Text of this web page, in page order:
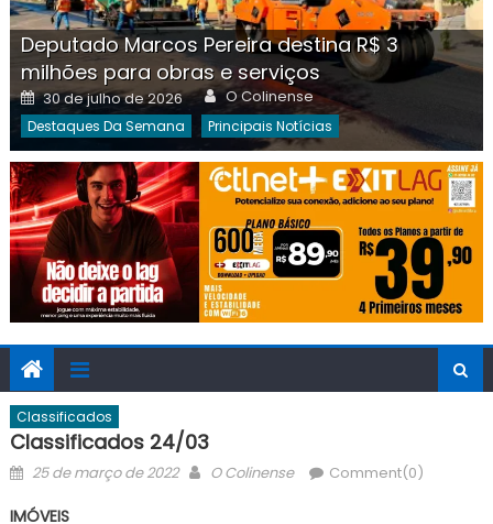
Deputado Marcos Pereira destina R$ 3
milhões para obras e serviços
Posted
on
30 de julho de 2026 Author
O Colinense
Destaques Da Semana Principais Notícias
Classificados
Classificados 24/03
Posted
25 de março de 2022 Author
O Colinense Comment(0)
IMÓVEIS